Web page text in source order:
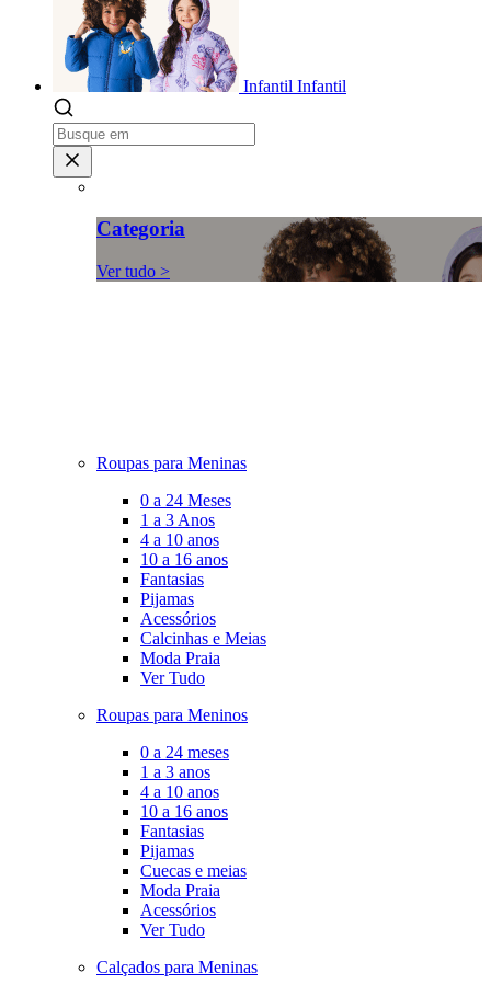
Infantil Infantil
Categoria
Ver tudo >
Roupas para Meninas
0 a 24 Meses
1 a 3 Anos
4 a 10 anos
10 a 16 anos
Fantasias
Pijamas
Acessórios
Calcinhas e Meias
Moda Praia
Ver Tudo
Roupas para Meninos
0 a 24 meses
1 a 3 anos
4 a 10 anos
10 a 16 anos
Fantasias
Pijamas
Cuecas e meias
Moda Praia
Acessórios
Ver Tudo
Calçados para Meninas